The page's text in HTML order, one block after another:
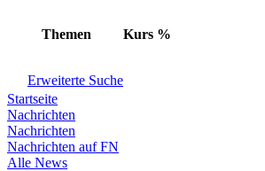
Themen Kurs %
Erweiterte Suche
Startseite
Nachrichten
Nachrichten
Nachrichten auf FN
Alle News